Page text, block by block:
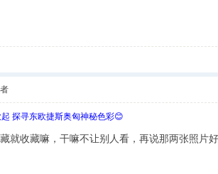
探寻东欧捷斯奥匈神秘色彩😊
就收藏嘛，干嘛不让别人看，再说那两张照片